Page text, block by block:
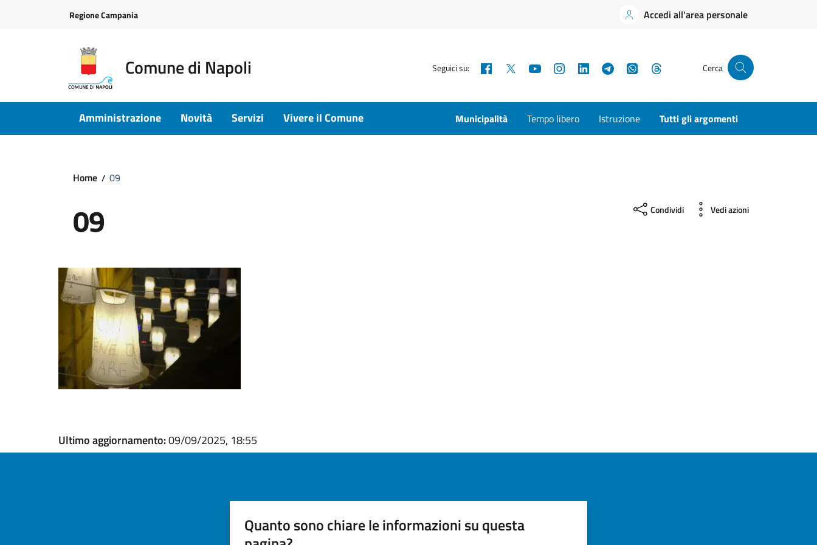
Regione Campania Accedi all'area personale
Comune di Napoli Seguici su: Facebook YouTubeInstagramLinkedInTelegramWhatsApp Cerca
Amministrazione Novità Servizi Vivere il Comune Municipalità Tempo libero Istruzione Tutti gli argomenti
Home 09
09 Condividi Vedi azioni
Ultimo aggiornamento:09/09/2025, 18:55
Quanto sono chiare le informazioni su questa